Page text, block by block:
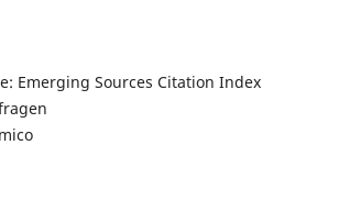
Emerging Sources Citation Index